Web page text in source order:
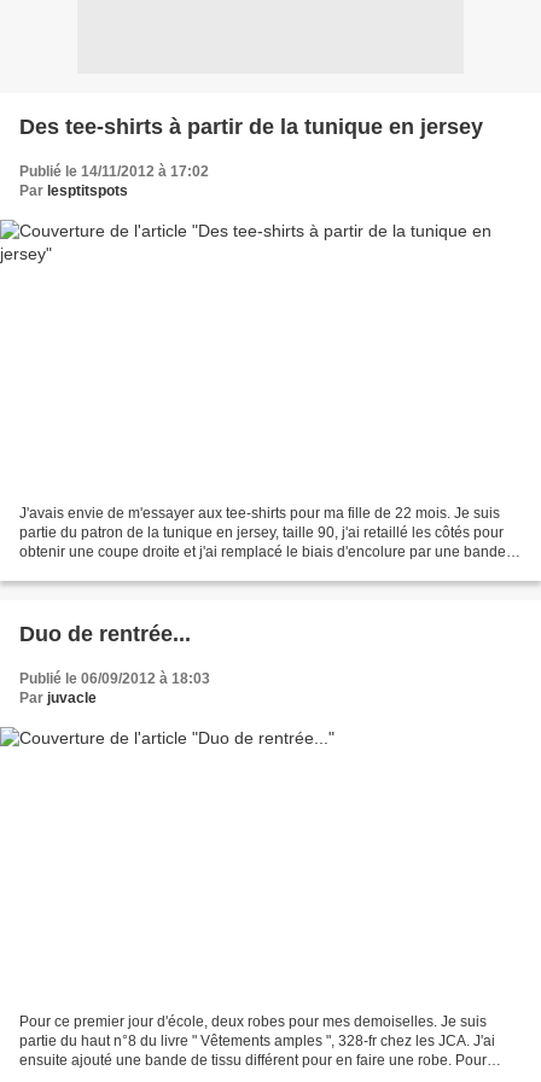
Des tee-shirts à partir de la tunique en jersey
Publié le 14/11/2012 à 17:02
Par lesptitspots
J'avais envie de m'essayer aux tee-shirts pour ma fille de 22 mois. Je suis
partie du patron de la tunique en jersey, taille 90, j'ai retaillé les côtés pour
obtenir une coupe droite et j'ai remplacé le biais d'encolure par une bande
Duo de rentrée...
Publié le 06/09/2012 à 18:03
Par juvacle
Pour ce premier jour d'école, deux robes pour mes demoiselles. Je suis
partie du haut n°8 du livre " Vêtements amples ", 328-fr chez les JCA. J'ai
ensuite ajouté une bande de tissu différent pour en faire une robe. Pour